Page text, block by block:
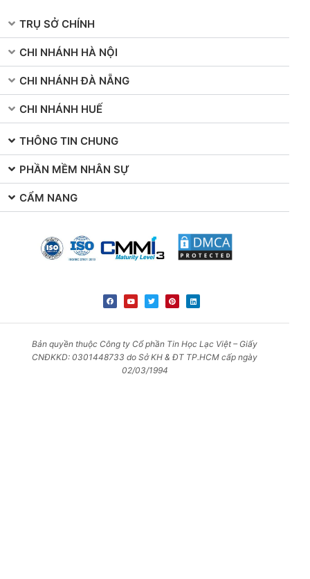
TRỤ SỞ CHÍNH
CHI NHÁNH HÀ NỘI
CHI NHÁNH ĐÀ NẴNG
CHI NHÁNH HUẾ
THÔNG TIN CHUNG
PHẦN MỀM NHÂN SỰ
CẨM NANG
Bản quyền thuộc Công ty Cổ phần Tin Học Lạc Việt – Giấy
CNĐKKD: 0301448733 do Sở KH & ĐT TP.HCM cấp ngày
02/03/1994